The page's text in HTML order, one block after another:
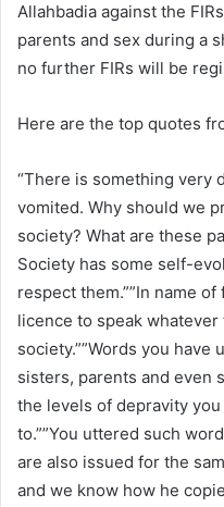
Allahbadia against the
parents and sex during a
no further FIRs will be
Here are the top quotes
“There is something very
vomited. Why should we
society? What are these
Society has some self-
respect them.””In name
licence to speak
society.””Words you have
sisters, parents and even
the levels of depravity
to.””You uttered such
are also issued for the
and we know how he